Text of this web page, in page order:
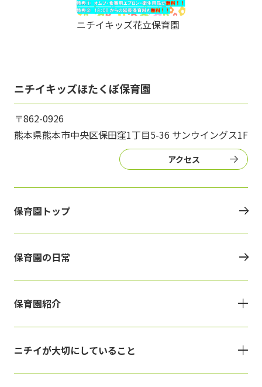
ニチイキッズ花立保育園
ニチイキッズほたくぼ保育園
〒862-0926
熊本県熊本市中央区保田窪1丁目5-36 サンウイングス1F
アクセス
保育園トップ
保育園の日常
保育園紹介
ニチイが大切にしていること